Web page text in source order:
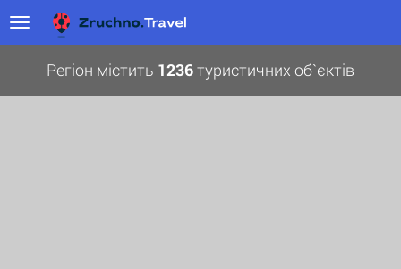
Регіон містить 1236туристичних об`єктів